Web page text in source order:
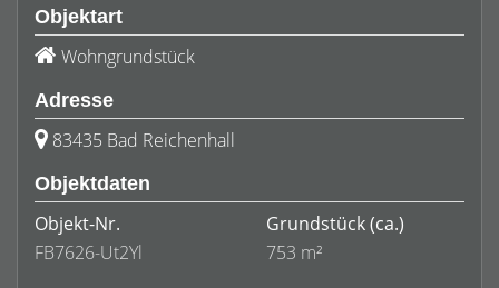
Objektart
Wohngrundstück
Adresse
83435 Bad Reichenhall
Objektdaten
Objekt-Nr.
FB7626-Ut2Yl
Grundstück(ca.)
753 m²